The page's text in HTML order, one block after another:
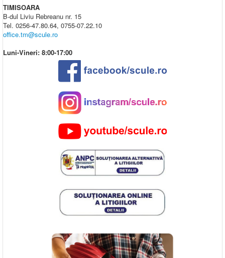
TIMISOARA
B-dul Liviu Rebreanu nr. 15
Tel. 0256-47.80.64, 0755-07.22.10
office.tm@scule.ro
Luni-Vineri: 8:00-17:00